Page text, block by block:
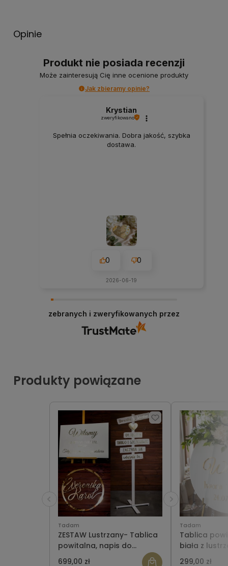
Opinie
Produkt nie posiada recenzji
Może zainteresują Cię inne ocenione produkty
Jak zbieramy opinie?
Krystian
zweryfikowano
Spełnia oczekiwania. Dobra jakość, szybka
dostawa.
0 0
2026-06-19
zebranych i zweryfikowanych przez
Produkty powiązane
Tadam
ZESTAW Lustrzany- Tablica
powitalna, napis do
powieszenia, drogowskaz
699,00 zł
Tadam
Tablica
biała z
299,00 zł